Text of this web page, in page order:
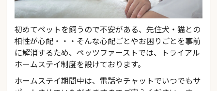
初めてペットを飼うので不安がある、先住犬・猫との
相性が心配・・・そんな心配ごとやお困りごとを事前
に解消するため、ペッツファーストでは、トライアル
ホームステイ制度を設けております。
ホームステイ期間中は、電話やチャットでいつでもサ